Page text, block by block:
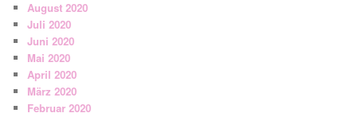
August 2020
Juli 2020
Juni 2020
Mai 2020
April 2020
März 2020
Februar 2020